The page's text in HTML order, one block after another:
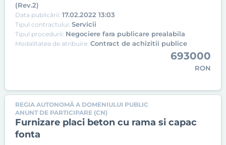
(Rev.2)
Data publicării: 17.02.2022 13:03
Tipul contractului: Servicii
Tipul procedurii: Negociere fara publicare prealabila
Modalitatea de atribuire: Contract de achizitii publice
693000
RON
REGIA AUTONOMĂ A DOMENIULUI PUBLIC
ANUNT DE PARTICIPARE (CN)
Furnizare placi beton cu rama si capac
fonta